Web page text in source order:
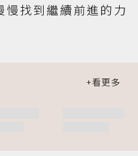
找到繼續前進的力